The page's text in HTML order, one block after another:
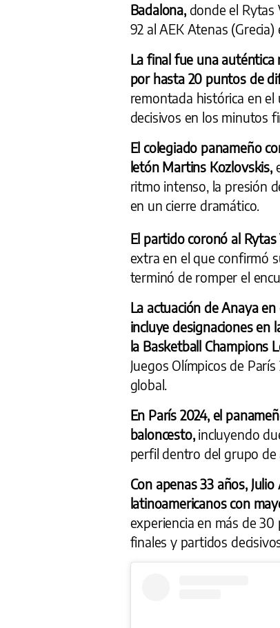
Badalona,donde el Rytas
92 al AEK Atenas
La final fue una
por hasta 20 puntos de
remontada histórica en
decisivos en los minutos
El colegiado panameño
letón Martins Kozlovskis,
ritmo intenso, la presión
en un cierre dramático.
El partido coronó al
extra en el que confirmó
terminó de romper el
La actuación de Anaya
incluye designaciones en
la Basketball Champions
Juegos Olímpicos de
global.
En París 2024, el
baloncesto, incluyendo
perfil dentro del grupo de
Con apenas 33 años,
latinoamericanos con
experiencia en más de
finales y partidos